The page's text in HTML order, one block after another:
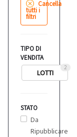
Cancella
tutti i
filtri
TIPO DI
VENDITA
2
LOTTI
STATO
Da
Ripubblicare